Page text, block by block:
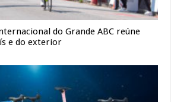
do Grande ABC reúne
e do exterior